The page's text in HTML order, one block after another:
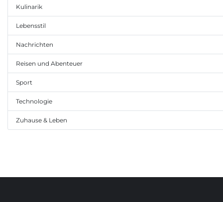
Kulinarik
Lebensstil
Nachrichten
Reisen und Abenteuer
Sport
Technologie
Zuhause & Leben